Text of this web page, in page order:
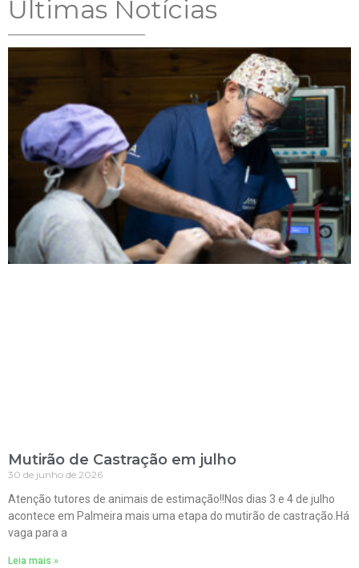
Ultimas Notícias
Mutirão de Castração em julho
30 de junho de 2026
Atenção tutores de animais de estimação!!Nos dias 3 e 4 de julho
acontece em Palmeira mais uma etapa do mutirão de castração.Há
vaga para a
Leia mais »